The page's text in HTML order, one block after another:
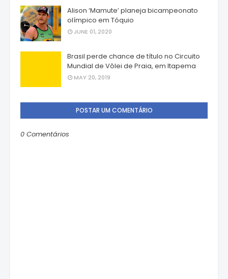
Alison ‘Mamute’ planeja bicampeonato
olímpico em Tóquio
JUNE 01, 2020
Brasil perde chance de título no Circuito
Mundial de Vôlei de Praia, em Itapema
MAY 20, 2019
POSTAR UM COMENTÁRIO
0 Comentários